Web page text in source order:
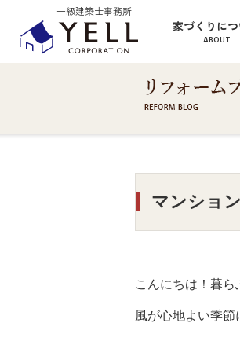
一級建築士事務所
家づくりに
ABOUT
マンショ
こんにちは！暮ら
風が心地よい季節